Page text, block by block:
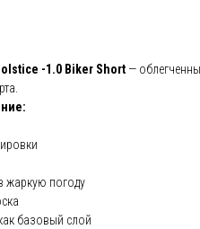
-1.0 Biker Short —
жаркую погоду
базовый слой